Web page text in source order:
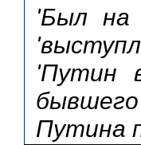
'Был на
'Путин
Путина